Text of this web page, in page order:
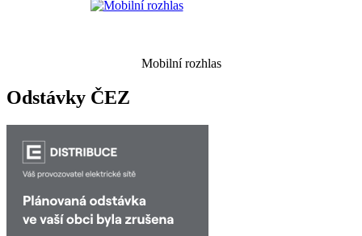
Mobilní rozhlas
Odstávky ČEZ